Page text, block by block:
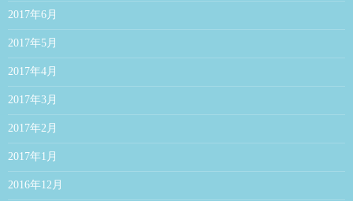
2017年6月
2017年5月
2017年4月
2017年3月
2017年2月
2017年1月
2016年12月